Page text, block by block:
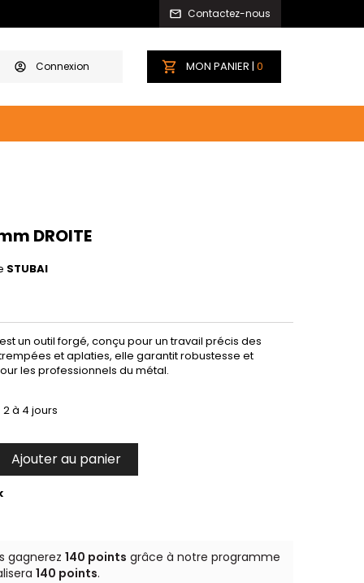
Contactez-nous
Connexion MON PANIER | 0
DROITE
STUBAI
un outil forgé, conçu pour un travail précis des
et aplaties, elle garantit robustesse et
les professionnels du métal.
2 à 4 jours
Ajouter au panier
gagnerez 140 points grâce à notre programme
140 points.